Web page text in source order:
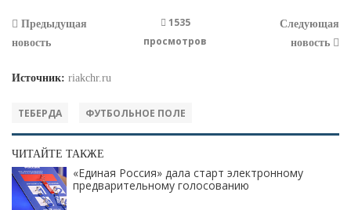
Предыдущая
новость
1535
просмотров
Следующая
новость
Источник: riakchr.ru
ТЕБЕРДА ФУТБОЛЬНОЕ ПОЛЕ
ЧИТАЙТЕ ТАКЖЕ
«Единая Россия» дала старт электронному
предварительному голосованию